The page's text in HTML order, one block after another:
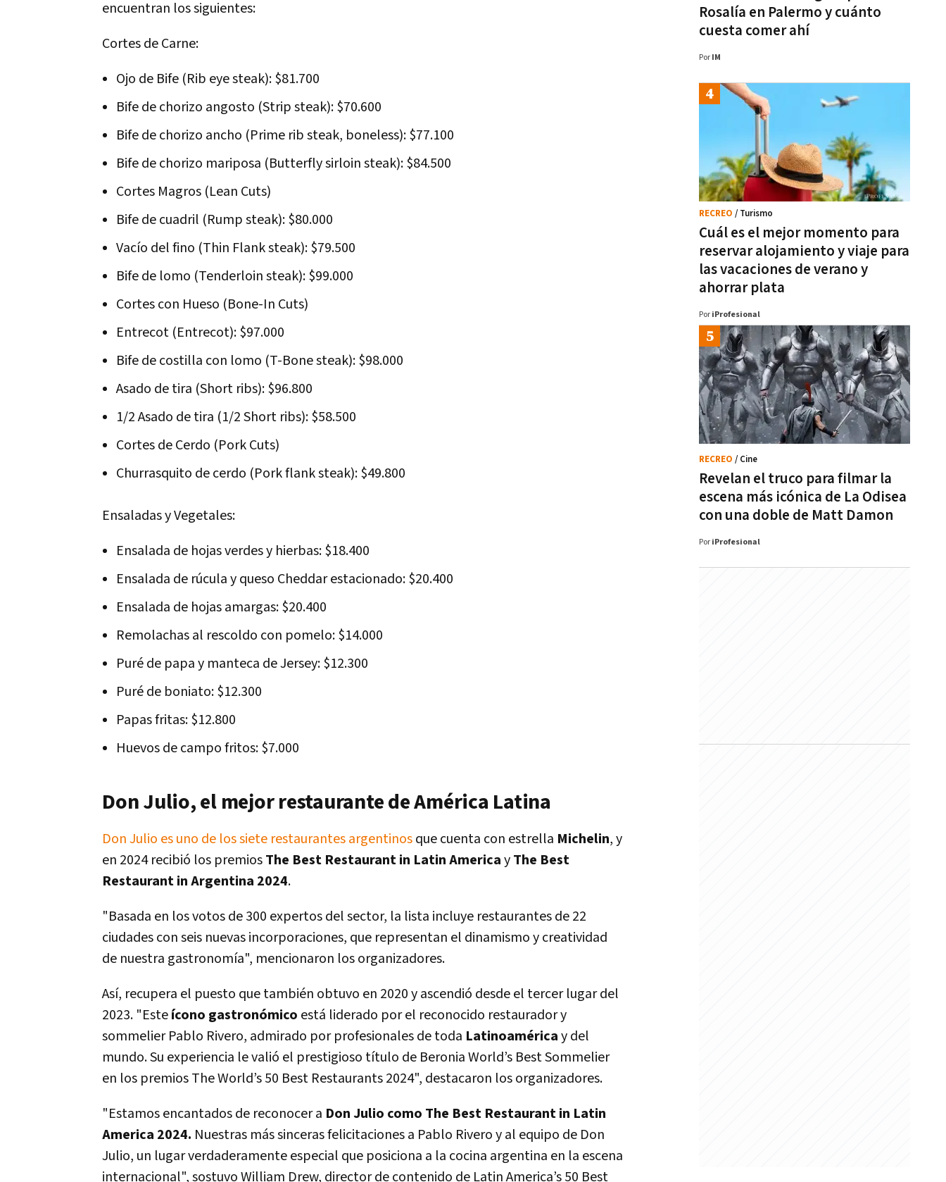
encuentran los siguientes:
Cortes de Carne:
Ojo de Bife (Rib eye steak): $81.700
Bife de chorizo angosto (Strip steak): $70.600
Bife de chorizo ancho (Prime rib steak, boneless): $77.100
Bife de chorizo mariposa (Butterfly sirloin steak): $84.500
Cortes Magros (Lean Cuts)
Bife de cuadril (Rump steak): $80.000
Vacío del fino (Thin Flank steak): $79.500
Bife de lomo (Tenderloin steak): $99.000
Cortes con Hueso (Bone-In Cuts)
Entrecot (Entrecot): $97.000
Bife de costilla con lomo (T-Bone steak): $98.000
Asado de tira (Short ribs): $96.800
1/2 Asado de tira (1/2 Short ribs): $58.500
Cortes de Cerdo (Pork Cuts)
Churrasquito de cerdo (Pork flank steak): $49.800
Ensaladas y Vegetales:
Ensalada de hojas verdes y hierbas: $18.400
Ensalada de rúcula y queso Cheddar estacionado: $20.400
Ensalada de hojas amargas: $20.400
Remolachas al rescoldo con pomelo: $14.000
Puré de papa y manteca de Jersey: $12.300
Puré de boniato: $12.300
Papas fritas: $12.800
Huevos de campo fritos: $7.000
Don Julio, el mejor restaurante de América Latina
Don Julio es uno de los siete restaurantes argentinosque cuenta con estrella Michelin, y
en 2024 recibió los premiosThe Best Restaurant in Latin AmericayThe Best
Restaurant in Argentina 2024.
"Basada en los votos de 300 expertos del sector, la lista incluye restaurantes de 22
ciudades con seis nuevas incorporaciones, que representan el dinamismo y creatividad
de nuestra gastronomía", mencionaron los organizadores.
Así, recupera el puesto que también obtuvo en 2020 y ascendió desde el tercer lugar del
2023. "Esteícono gastronómico está liderado por el reconocido restaurador y
sommelier Pablo Rivero, admirado por profesionales de toda Latinoaméricay del
mundo.Su experiencia le valió el prestigioso título de Beronia World’s Best Sommelier
en los premios The World’s 50 Best Restaurants 2024", destacaron los organizadores.
"Estamos encantados de reconocer a Don Julio como The Best Restaurant in Latin
America 2024. Nuestras más sinceras felicitaciones a Pablo Rivero y al equipo de Don
Julio, un lugar verdaderamente especial que posiciona a la cocina argentina en la escena
internacional", sostuvo William Drew, director de contenido de Latin America’s 50 Best
Rosalía en Palermo y cuánto
cuesta comer ahí
Por IM
Cuál es el mejor momento para
reservar alojamiento y viaje para
las vacaciones de verano y
ahorrar plata
RECREO / Turismo
Por iProfesional
Revelan el truco para filmar la
escena más icónica de La Odisea
con una doble de Matt Damon
RECREO / Cine
Por iProfesional